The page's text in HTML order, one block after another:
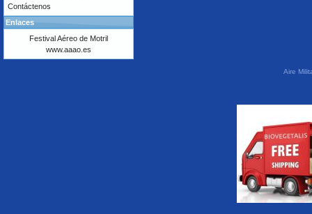
Contáctenos
Enlaces
Festival Aéreo de Motril
www.aaao.es
Aire